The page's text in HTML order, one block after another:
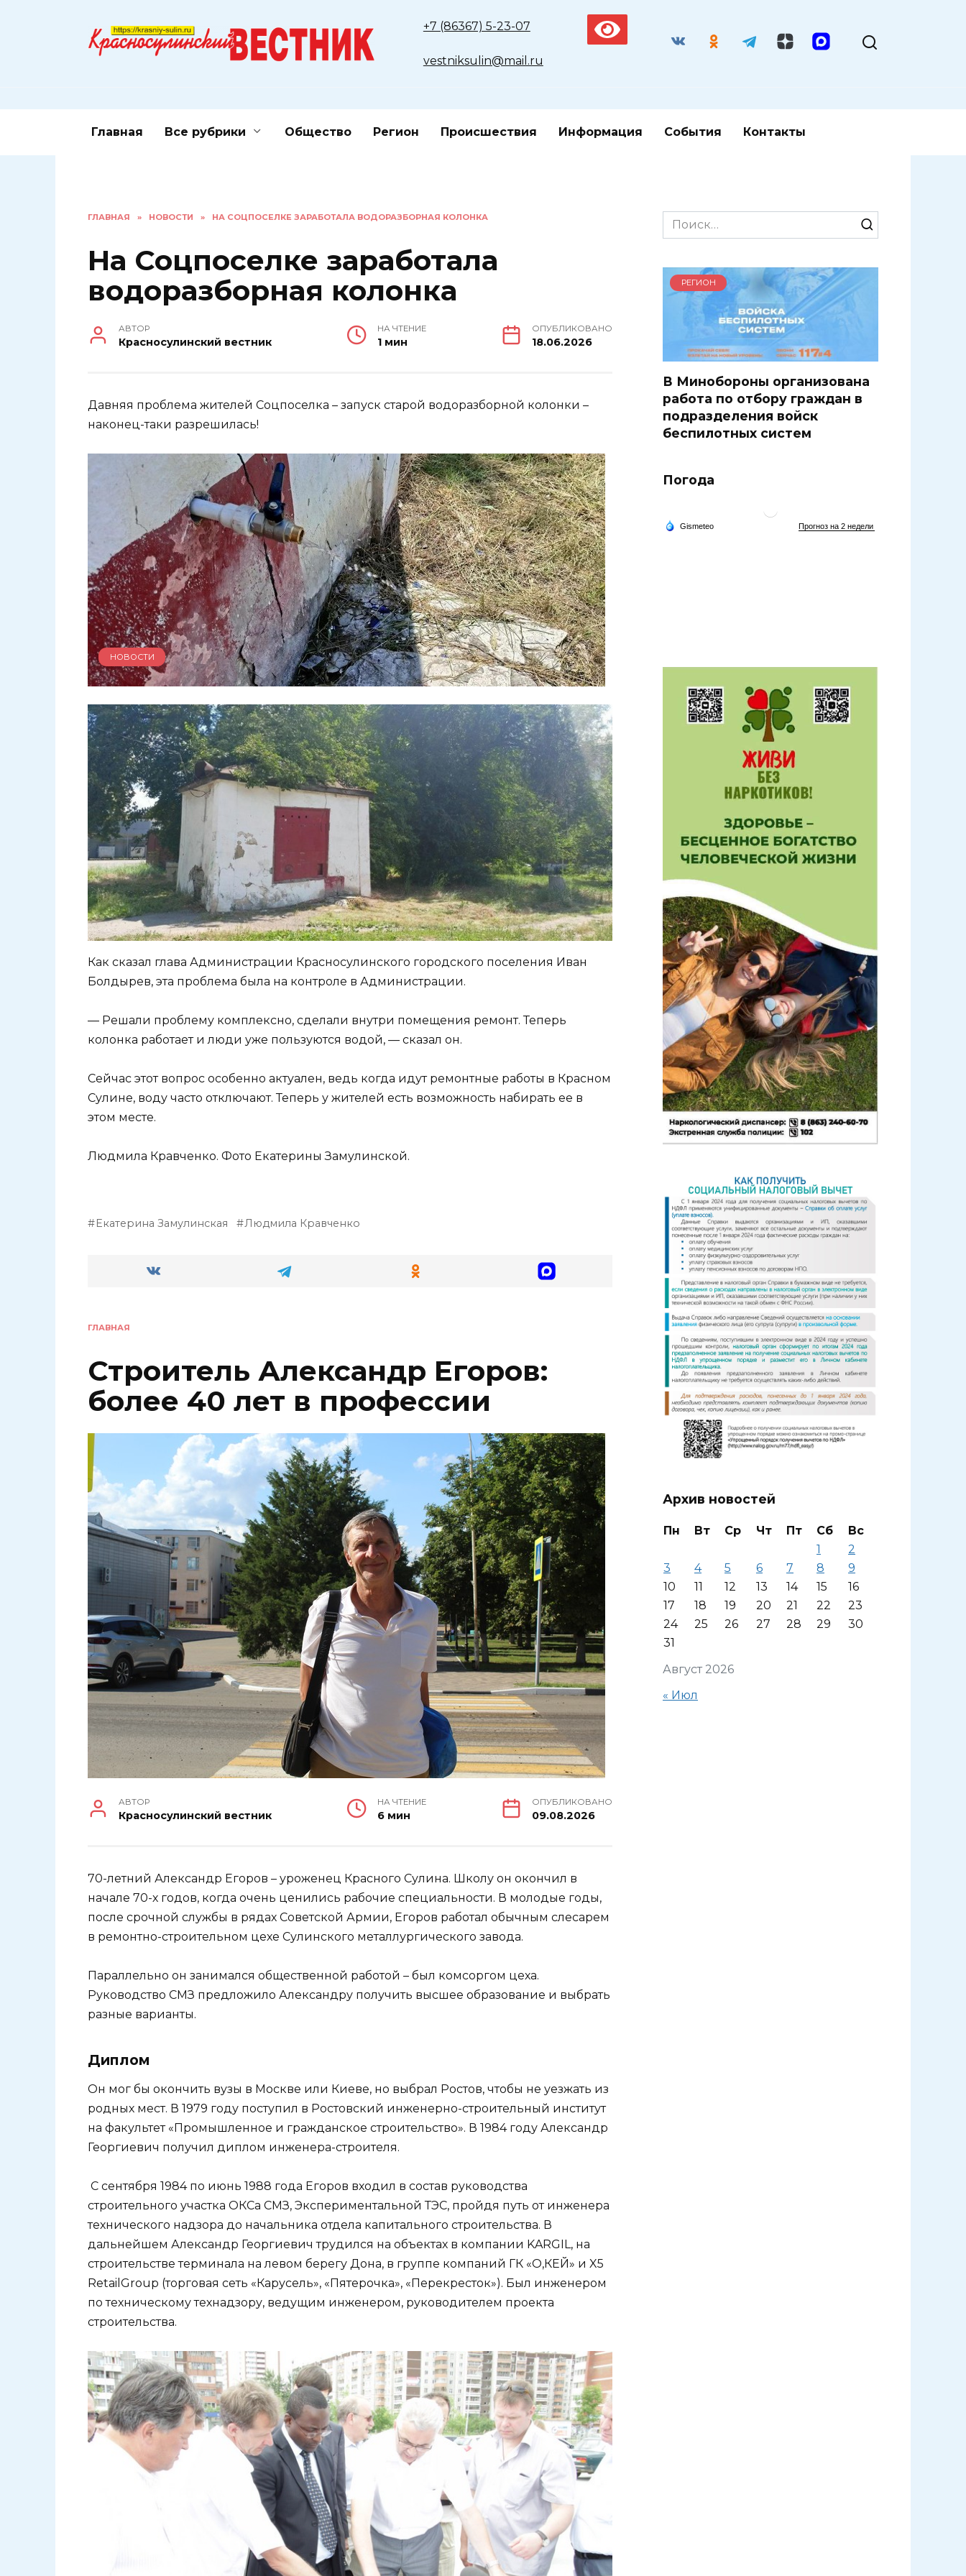
+7 (86367) 5-23-07
vestniksulin@mail.ru
Главная Все рубрики Общество Регион Происшествия Информация События Контакты
ГЛАВНАЯ » НОВОСТИ » НА СОЦПОСЕЛКЕ ЗАРАБОТАЛА ВОДОРАЗБОРНАЯ КОЛОНКА
На Соцпоселке заработала
водоразборная колонка
АВТОР
Красносулинский вестник
НА ЧТЕНИЕ
1 мин
ОПУБЛИКОВАНО
18.06.2026
Давняя проблема жителей Соцпоселка – запуск старой водоразборной колонки –
наконец-таки разрешилась!
НОВОСТИ
Как сказал глава Администрации Красносулинского городского поселения Иван
Болдырев, эта проблема была на контроле в Администрации.
— Решали проблему комплексно, сделали внутри помещения ремонт. Теперь
колонка работает и люди уже пользуются водой, — сказал он.
Сейчас этот вопрос особенно актуален, ведь когда идут ремонтные работы в Красном
Сулине, воду часто отключают. Теперь у жителей есть возможность набирать ее в
этом месте.
Людмила Кравченко. Фото Екатерины Замулинской.
Екатерина Замулинская Людмила Кравченко
ГЛАВНАЯ
Строитель Александр Егоров:
более 40 лет в профессии
АВТОР
Красносулинский вестник
НА ЧТЕНИЕ
6 мин
ОПУБЛИКОВАНО
09.08.2026
70-летний Александр Егоров – уроженец Красного Сулина. Школу он окончил в
начале 70-х годов, когда очень ценились рабочие специальности. В молодые годы,
после срочной службы в рядах Советской Армии, Егоров работал обычным слесарем
в ремонтно-строительном цехе Сулинского металлургического завода.
Параллельно он занимался общественной работой – был комсоргом цеха.
Руководство СМЗ предложило Александру получить высшее образование и выбрать
разные варианты.
Диплом
Он мог бы окончить вузы в Москве или Киеве, но выбрал Ростов, чтобы не уезжать из
родных мест. В 1979 году поступил в Ростовский инженерно-строительный институт
на факультет «Промышленное и гражданское строительство». В 1984 году Александр
Георгиевич получил диплом инженера-строителя.
С сентября 1984 по июнь 1988 года Егоров входил в состав руководства
строительного участка ОКСа СМЗ, Экспериментальной ТЭС, пройдя путь от инженера
технического надзора до начальника отдела капитального строительства. В
дальнейшем Александр Георгиевич трудился на объектах в компании KARGIL, на
строительстве терминала на левом берегу Дона, в группе компаний ГК «О,КЕЙ» и X5
RetailGroup (торговая сеть «Карусель», «Пятерочка», «Перекресток»). Был инженером
по техническому технадзору, ведущим инженером, руководителем проекта
строительства.
Search
for:
РЕГИОН
В Минобороны организована
работа по отбору граждан в
подразделения войск
беспилотных систем
Погода
Архив новостей
Август 2026
Пн Вт Ср Чт Пт Сб
Вс
1
2
3
4 5 6 7 8
9
10
11 12 13 14 15
16
17
18 19 20 21 22
23
24
25 26 27 28 29
30
31
« Июл